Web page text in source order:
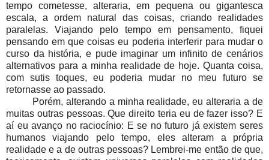
tempo cometesse, alteraria, em pequena ou gigantesca
escala, a ordem natural das coisas, criando realidades
paralelas. Viajando pelo tempo em pensamento, fiquei
pensando em que coisas eu poderia interferir para mudar o
curso da história, e pude imaginar um infinito de cenários
alternativos para a minha realidade de hoje. Quanta coisa,
com sutis toques, eu poderia mudar no meu futuro se
retornasse ao passado.
Porém, alterando a minha realidade, eu alteraria a de
muitas outras pessoas. Que direito teria eu de fazer isso? E
aí eu avanço no raciocínio: E se no futuro já existem seres
humanos viajando pelo tempo, eles alteram a própria
realidade e a de outras pessoas? Lembrei-me então de que,